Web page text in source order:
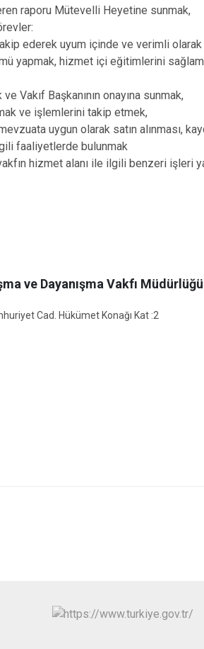
raporu Mütevelli Heyetine sunmak,
ederek uyum içinde ve verimli
yapmak, hizmet içi eğitimlerini
Vakıf Başkanının onayına sunmak,
ve işlemlerini takip etmek,
uygun olarak satın alınması,
faaliyetlerde bulunmak
hizmet alanı ile ilgili benzeri işleri
ve Dayanışma Vakfı Müdürlüğü
Cad. Hükümet Konağı Kat :2